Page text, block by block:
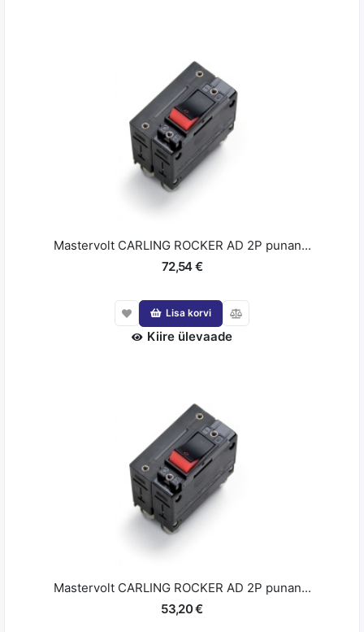
Mastervolt CARLING ROCKER AD 2P punan...
72,54 €
Lisa korvi
Kiire ülevaade
Mastervolt CARLING ROCKER AD 2P punan...
53,20 €